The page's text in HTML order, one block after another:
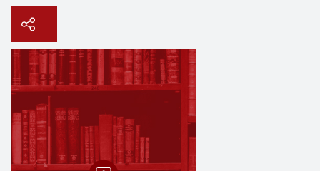
Copier le lien